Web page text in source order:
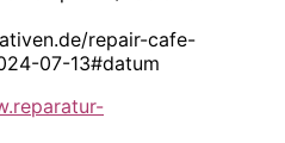
repair-cafe-
07-13#datum